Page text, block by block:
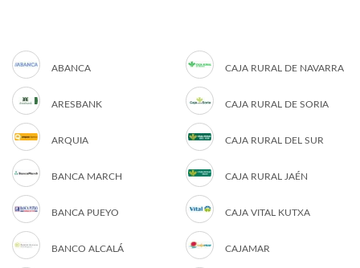
ABANCA
ARESBANK
ARQUIA
BANCA MARCH
BANCA PUEYO
BANCO ALCALÁ
CAJA RURAL DE NAVARRA
CAJA RURAL DE SORIA
CAJA RURAL DEL SUR
CAJA RURAL JAÉN
CAJA VITAL KUTXA
CAJAMAR